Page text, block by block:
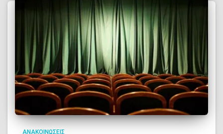
ΑΝΑΚΟΙΝΩΣΕΙΣ